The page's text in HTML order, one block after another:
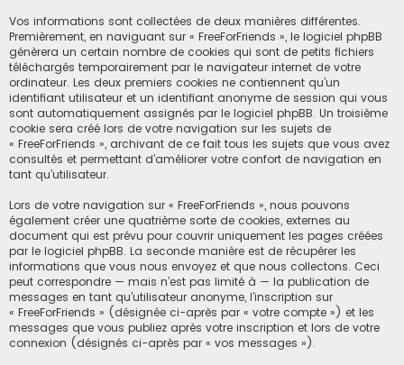
Vos informations sont collectées de deux manières différentes.
Premièrement, en naviguant sur « FreeForFriends », le logiciel phpBB
génèrera un certain nombre de cookies qui sont de petits fichiers
téléchargés temporairement par le navigateur internet de votre
ordinateur. Les deux premiers cookies ne contiennent qu’un
identifiant utilisateur et un identifiant anonyme de session qui vous
sont automatiquement assignés par le logiciel phpBB. Un troisième
cookie sera créé lors de votre navigation sur les sujets de
« FreeForFriends », archivant de ce fait tous les sujets que vous avez
consultés et permettant d’améliorer votre confort de navigation en
tant qu’utilisateur.
Lors de votre navigation sur « FreeForFriends », nous pouvons
également créer une quatrième sorte de cookies, externes au
document qui est prévu pour couvrir uniquement les pages créées
par le logiciel phpBB. La seconde manière est de récupérer les
informations que vous nous envoyez et que nous collectons. Ceci
peut correspondre — mais n’est pas limité à — la publication de
messages en tant qu’utilisateur anonyme, l’inscription sur
« FreeForFriends » (désignée ci-après par « votre compte ») et les
messages que vous publiez après votre inscription et lors de votre
connexion (désignés ci-après par « vos messages »).